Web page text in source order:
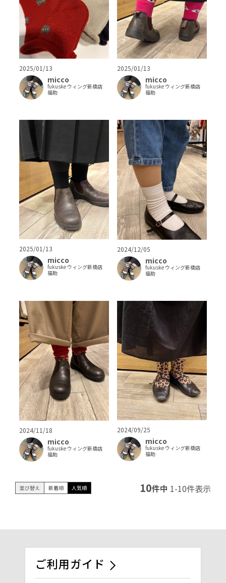
2025/01/13
micco
fukuske ウィング新橋店
福助
2025/01/13
micco
fukuske ウィング新橋店
福助
2025/01/13
micco
fukuske ウィング新橋店
福助
2024/12/05
micco
fukuske ウィング新橋店
福助
2024/11/18
micco
fukuske ウィング新橋店
福助
2024/09/25
micco
fukuske ウィング新橋店
福助
並び替え 新着順 人気順 10件中 1-10件表示
ご利用ガイド